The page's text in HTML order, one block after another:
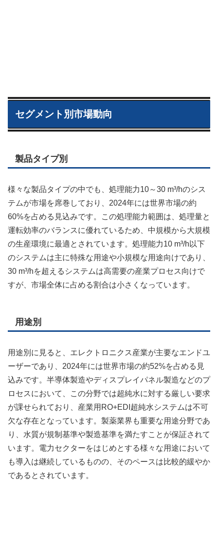
セグメント別市場動向
製品タイプ別
様々な製品タイプの中でも、処理能力10～30 m³/hのシス
テムが市場を席巻しており、2024年には世界市場の約
60%を占める見込みです。この処理能力範囲は、処理量と
運転効率のバランスに優れているため、中規模から大規模
の生産環境に最適とされています。処理能力10 m³/h以下
のシステムは主に特殊な用途や小規模な用途向けであり、
30 m³/hを超えるシステムは高需要の産業プロセス向けで
すが、市場全体に占める割合は小さくなっています。
用途別
用途別に見ると、エレクトロニクス産業が主要なエンドユ
ーザーであり、2024年には世界市場の約52%を占める見
込みです。半導体製造やディスプレイパネル製造などのプ
ロセスにおいて、この分野では超純水に対する厳しい要求
が課せられており、産業用RO+EDI超純水システムは不可
欠な存在となっています。製薬業界も重要な用途分野であ
り、水質が規制基準や製造基準を満たすことが保証されて
います。電力セクターをはじめとする様々な用途において
も導入は継続しているものの、そのペースは比較的緩やか
であるとされています。